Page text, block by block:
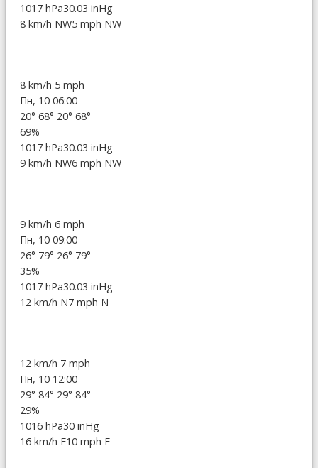
1017 hPa30.03 inHg
8 km/h NW5 mph NW
8 km/h 5 mph
Пн, 10 06:00
20° 68° 20° 68°
69%
1017 hPa30.03 inHg
9 km/h NW6 mph NW
9 km/h 6 mph
Пн, 10 09:00
26° 79° 26° 79°
35%
1017 hPa30.03 inHg
12 km/h N7 mph N
12 km/h 7 mph
Пн, 10 12:00
29° 84° 29° 84°
29%
1016 hPa30 inHg
16 km/h E10 mph E